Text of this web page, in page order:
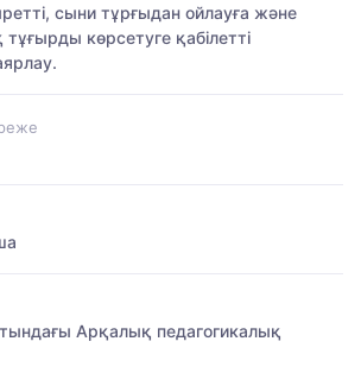
сыни тұрғыдан ойлауға және
көрсетуге қабілетті
Арқалық педагогикалық